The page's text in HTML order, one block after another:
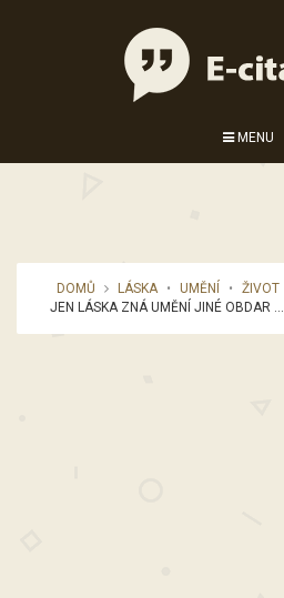
MENU
DOMŮ LÁSKA • UMĚNÍ •
ŽIVOT
JEN LÁSKA ZNÁ UMĚNÍ JINÉ OBDAR ...